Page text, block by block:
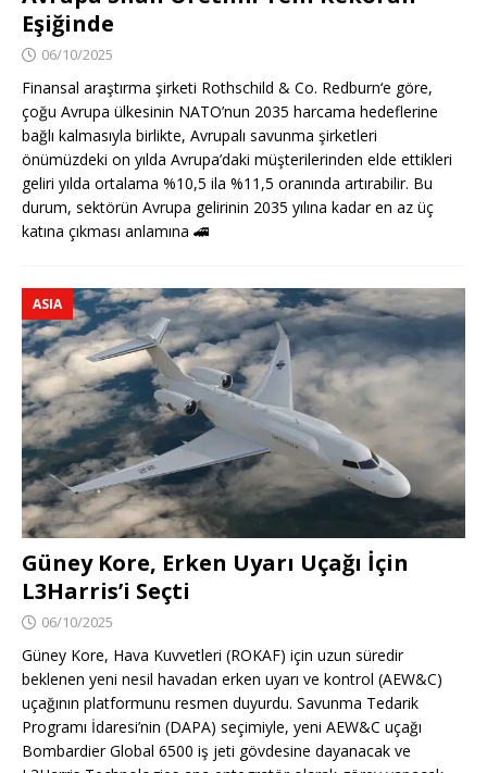
Eşiğinde
06/10/2025
Finansal araştırma şirketi Rothschild & Co. Redburn‘e göre,
çoğu Avrupa ülkesinin NATO’nun 2035 harcama hedeflerine
bağlı kalmasıyla birlikte, Avrupalı savunma şirketleri
önümüzdeki on yılda Avrupa’daki müşterilerinden elde ettikleri
geliri yılda ortalama %10,5 ila %11,5 oranında artırabilir. Bu
durum, sektörün Avrupa gelirinin 2035 yılına kadar en az üç
katına çıkması anlamına 🚄
ASIA
Güney Kore, Erken Uyarı Uçağı İçin
L3Harris’i Seçti
06/10/2025
Güney Kore, Hava Kuvvetleri (ROKAF) için uzun süredir
beklenen yeni nesil havadan erken uyarı ve kontrol (AEW&C)
uçağının platformunu resmen duyurdu. Savunma Tedarik
Programı İdaresi’nin (DAPA) seçimiyle, yeni AEW&C uçağı
Bombardier Global 6500 iş jeti gövdesine dayanacak ve